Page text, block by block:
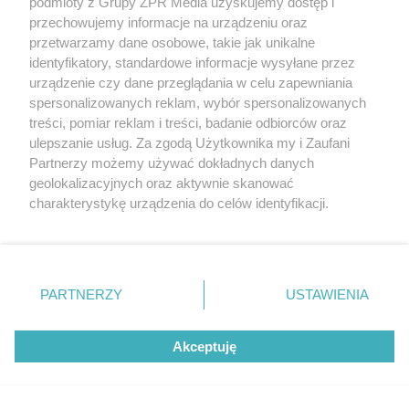
5
Daleko do pięciu porcji dziennie.
przechowujemy informacje na urządzeniu oraz
przetwarzamy dane osobowe, takie jak unikalne
identyfikatory, standardowe informacje wysyłane przez
urządzenie czy dane przeglądania w celu zapewniania
spersonalizowanych reklam, wybór spersonalizowanych
treści, pomiar reklam i treści, badanie odbiorców oraz
ulepszanie usług. Za zgodą Użytkownika my i Zaufani
Partnerzy możemy używać dokładnych danych
geolokalizacyjnych oraz aktywnie skanować
charakterystykę urządzenia do celów identyfikacji.
zmienić/wycofać klikając przycisk ustawień prywatności
znajdujący się w lewym dolnym rogu strony
rodzaje przetwarzania danych nie wymagają zgody
użytkownika, ale masz prawo sprzeciwić się takiemu
przetwarzaniu. Preferencje będą miały zastosowanie tylko
PARTNERZY USTAWIENIA
Akceptuję